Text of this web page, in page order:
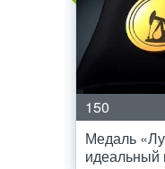
150
Медаль
идеальный